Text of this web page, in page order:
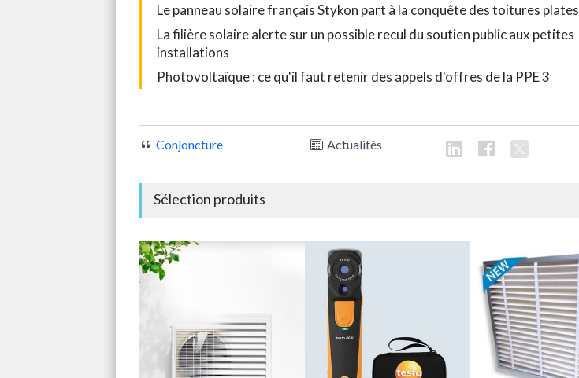
Le panneau solaire français Stykon part à la conquête des toitures plates
La filière solaire alerte sur un possible recul du soutien public aux petites
installations
Photovoltaïque : ce qu'il faut retenir des appels d'offres de la PPE 3
Conjoncture Actualités
Sélection produits